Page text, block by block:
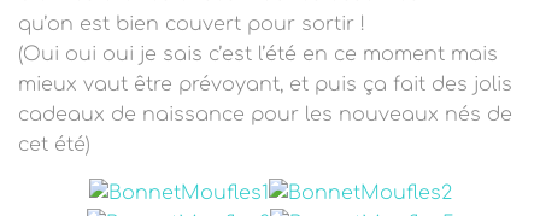
qu’on est bien couvert pour sortir !
(Oui oui oui je sais c’est l’été en ce moment mais
mieux vaut être prévoyant, et puis ça fait des jolis
cadeaux de naissance pour les nouveaux nés de
cet été)